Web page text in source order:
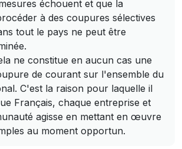
échouent et que la
à des coupures sélectives
tout le pays ne peut être
ne constitue en aucun cas une
de courant sur l'ensemble du
C'est la raison pour laquelle il
Français, chaque entreprise et
agisse en mettant en œuvre
au moment opportun.